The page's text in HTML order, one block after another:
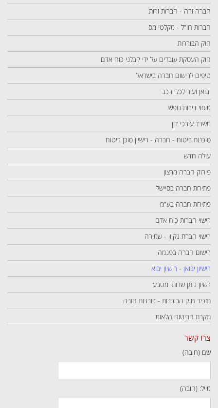
חברה זרה - חברות זרות
חברות חו"ל - מקלטי מס
חוק הבוררות
חוק העסקת עובדים על ידי קבלני כוח אדם
טיפים לרישום חברה בישראל
יבואן זעיר לכלי רכב
מיסוי דירות נופש
משרד עורכי דין
סוכנות ביטוח - חברה - רישיון סוכן ביטוח
עולה חדש
פירוק חברה מרצון
פתיחת חברה בסיישל
פתיחת חברה בע"מ
רישוי חברות כוח אדם
רישוי חברת נקיון - שמירה
רישום חברה בפנמה
רישיון יבואן - רישיון יבוא
רשיון נותן שרותי מטבע
תזכיר חוק הבוררות - בוררות חובה
תקרת הביטוח הלאומי
צרו קשר
שם (חובה)
מייל: (חובה)